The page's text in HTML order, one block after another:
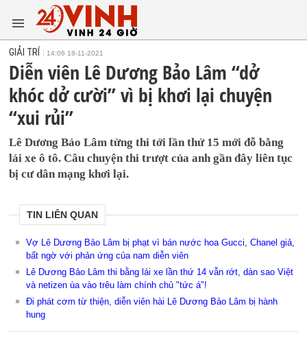
GIẢI TRÍ 14:06 18-11-2021
Diễn viên Lê Dương Bảo Lâm “dở
khóc dở cười” vì bị khơi lại chuyện
“xui rủi”
Lê Dương Bảo Lâm từng thi tới lần thứ 15 mới đỗ bằng
lái xe ô tô. Câu chuyện thi trượt của anh gần đây liên tục
bị cư dân mạng khơi lại.
TIN LIÊN QUAN
Vợ Lê Dương Bảo Lâm bị phạt vì bán nước hoa Gucci, Chanel giả,
bất ngờ với phản ứng của nam diễn viên
Lê Dương Bảo Lâm thi bằng lái xe lần thứ 14 vẫn rớt, dàn sao Việt
và netizen ùa vào trêu làm chính chủ "tức á"!
Đi phát cơm từ thiện, diễn viên hài Lê Dương Bảo Lâm bị hành
hung